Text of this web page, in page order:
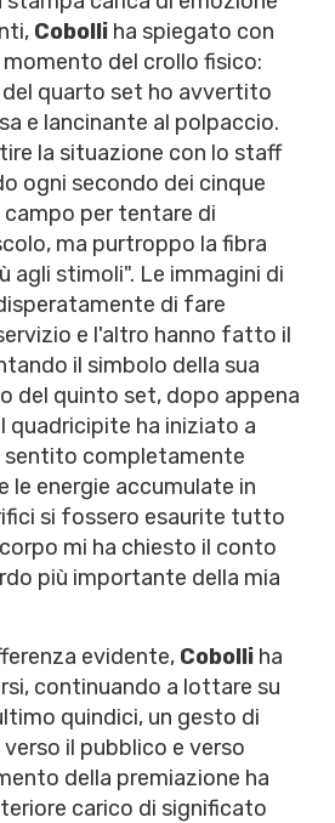
Cobolli ha spiegato con
del crollo fisico:
quarto set ho avvertito
e lancinante al polpaccio.
la situazione con lo staff
ogni secondo dei cinque
per tentare di
ma purtroppo la fibra
agli stimoli". Le immagini di
di fare
e l'altro hanno fatto il
il simbolo della sua
del quinto set, dopo appena
quadricipite ha iniziato a
sentito completamente
le energie accumulate in
si fossero esaurite tutto
mi ha chiesto il conto
più importante della mia
evidente, Cobolli ha
continuando a lottare su
quindici, un gesto di
il pubblico e verso
della premiazione ha
carico di significato